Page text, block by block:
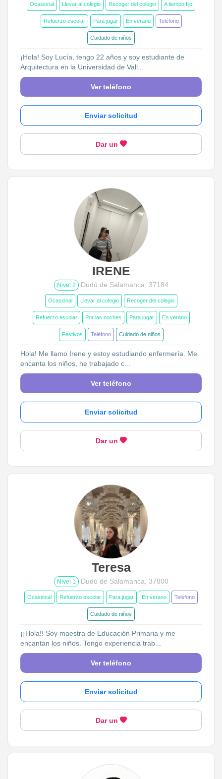
Ocasional Llevar al colegio Recoger del colegio A tiempo fijo
Refuerzo escolar Para jugar En verano Teléfono
Cuidado de niños
¡Hola! Soy Lucía, tengo 22 años y soy estudiante de
Arquitectura en la Universidad de Vall...
Ver teléfono
Enviar solicitud
Dar un
IRENE
Nivel 2 Dudú de Salamanca, 37184
Ocasional Llevar al colegio Recoger del colegio
Refuerzo escolar Por las noches Para jugar En verano
Festivos Teléfono Cuidado de niños
Hola! Me llamo Irene y estoy estudiando enfermería. Me
encanta los niños, he trabajado c...
Ver teléfono
Enviar solicitud
Dar un
Teresa
Nivel 1 Dudú de Salamanca, 37800
Ocasional Refuerzo escolar Para jugar En verano Teléfono
Cuidado de niños
¡¡Hola!! Soy maestra de Educación Primaria y me
encantan los niños. Tengo experiencia trab...
Ver teléfono
Enviar solicitud
Dar un